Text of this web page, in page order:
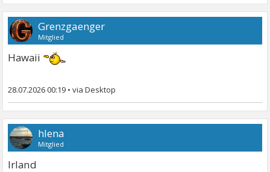
Grenzgaenger
Mitglied
Hawaii
28.07.2026 00:19 •
hlena
Mitglied
Irland